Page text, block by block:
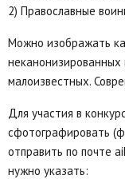
2) Православные
Можно изображать
неканонизированных
малоизвестных.
Для участия в
сфотографировать
отправить по почте
нужно указать: